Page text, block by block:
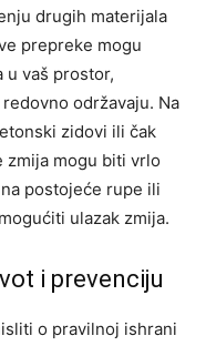
drugih materijala
prepreke mogu
u vaš prostor,
održavaju. Na
zidovi ili čak
zmija mogu biti vrlo
postojeće rupe ili
ulazak zmija.
i prevenciju
o pravilnoj ishrani